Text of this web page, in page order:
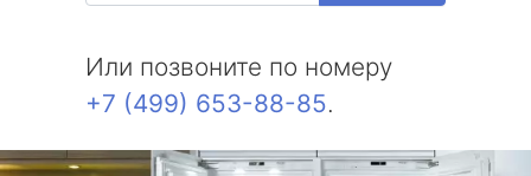
Или позвоните по номеру
+7 (499) 653-88-85.